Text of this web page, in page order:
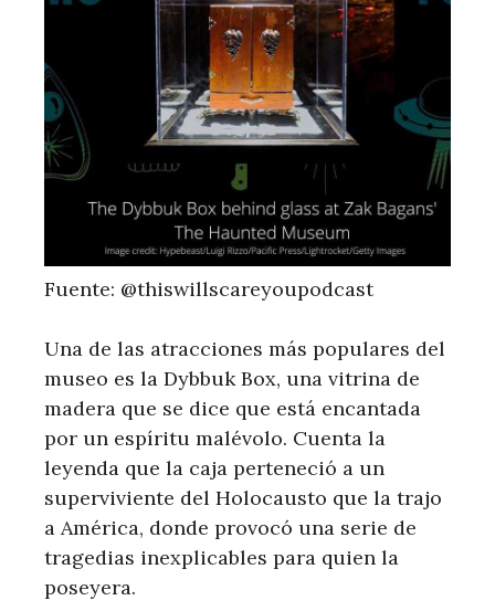
Fuente: @thiswillscareyoupodcast
Una de las atracciones más populares del
museo es la Dybbuk Box, una vitrina de
madera que se dice que está encantada
por un espíritu malévolo. Cuenta la
leyenda que la caja perteneció a un
superviviente del Holocausto que la trajo
a América, donde provocó una serie de
tragedias inexplicables para quien la
poseyera.